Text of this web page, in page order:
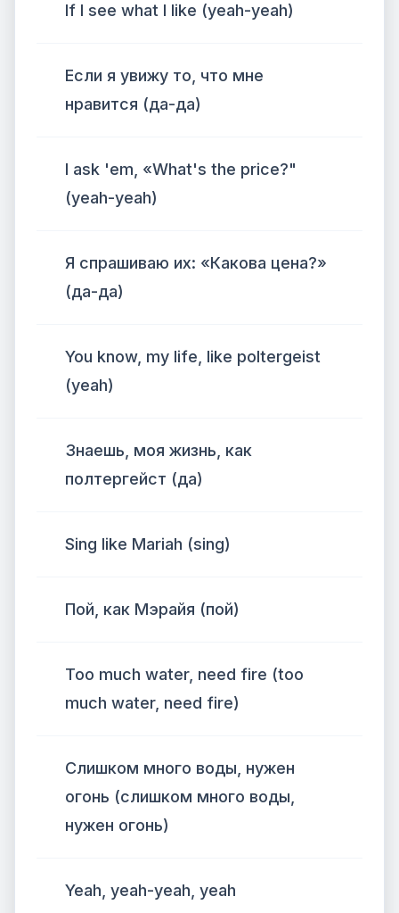
If I see what I like (yeah-yeah)
Если я увижу то, что мне
нравится (да-да)
I ask 'em, «What's the price?"
(yeah-yeah)
Я спрашиваю их: «Какова цена?»
(да-да)
You know, my life, like poltergeist
(yeah)
Знаешь, моя жизнь, как
полтергейст (да)
Sing like Mariah (sing)
Пой, как Мэрайя (пой)
Too much water, need fire (too
much water, need fire)
Слишком много воды, нужен
огонь (слишком много воды,
нужен огонь)
Yeah, yeah-yeah, yeah